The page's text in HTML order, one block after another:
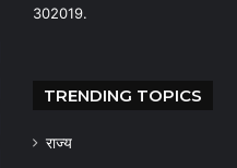
302019.
TRENDING TOPICS
राज्य